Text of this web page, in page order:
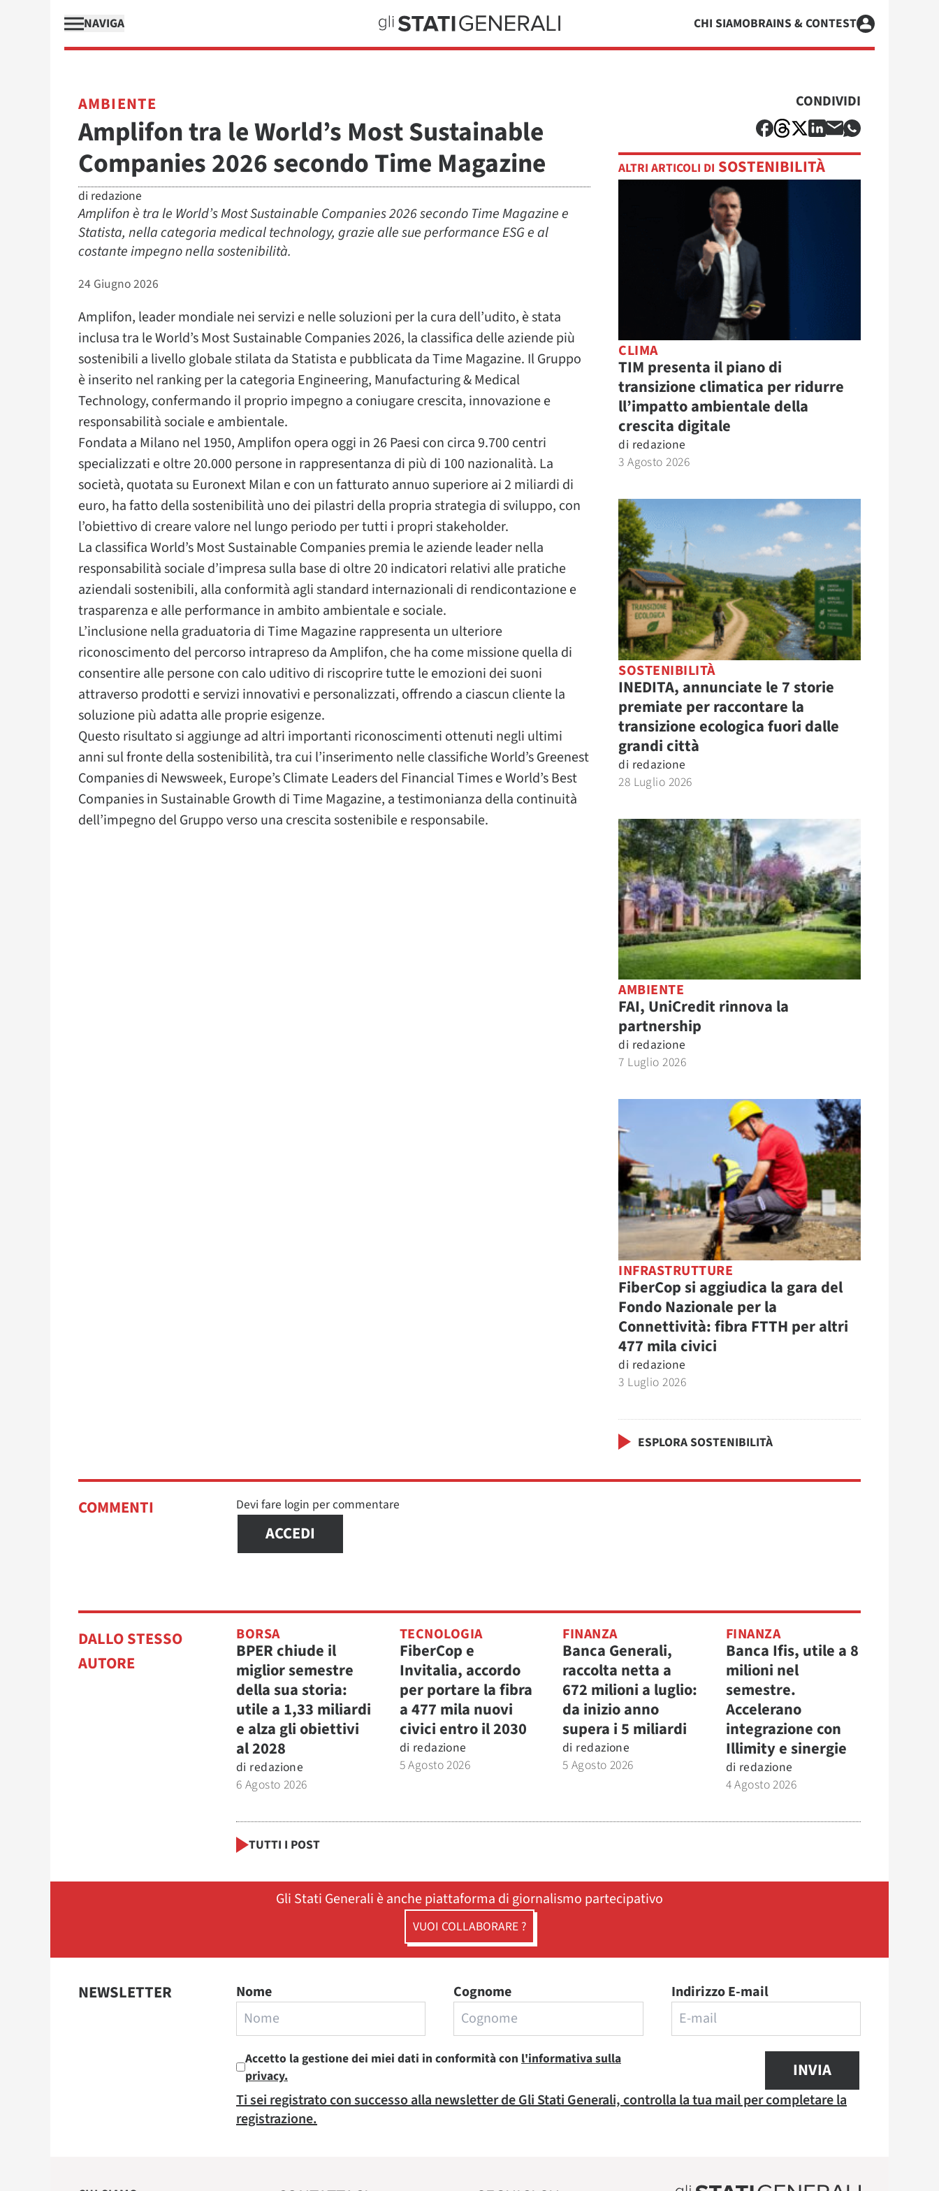
NAVIGA CHI SIAMOBRAINS & CONTEST
AMBIENTE
Amplifon tra le World’s Most Sustainable
Companies 2026 secondo Time Magazine
di redazione
Amplifon è tra le World’s Most Sustainable Companies 2026 secondo Time Magazine e
Statista, nella categoria medical technology, grazie alle sue performance ESG e al
costante impegno nella sostenibilità.
24 Giugno 2026
Amplifon, leader mondiale nei servizi e nelle soluzioni per la cura dell’udito, è stata
inclusa tra le World’s Most Sustainable Companies 2026, la classifica delle aziende più
sostenibili a livello globale stilata da Statista e pubblicata da Time Magazine. Il Gruppo
è inserito nel ranking per la categoria Engineering, Manufacturing & Medical
Technology, confermando il proprio impegno a coniugare crescita, innovazione e
responsabilità sociale e ambientale.
Fondata a Milano nel 1950, Amplifon opera oggi in 26 Paesi con circa 9.700 centri
specializzati e oltre 20.000 persone in rappresentanza di più di 100 nazionalità. La
società, quotata su Euronext Milan e con un fatturato annuo superiore ai 2 miliardi di
euro, ha fatto della sostenibilità uno dei pilastri della propria strategia di sviluppo, con
l’obiettivo di creare valore nel lungo periodo per tutti i propri stakeholder.
La classifica World’s Most Sustainable Companies premia le aziende leader nella
responsabilità sociale d’impresa sulla base di oltre 20 indicatori relativi alle pratiche
aziendali sostenibili, alla conformità agli standard internazionali di rendicontazione e
trasparenza e alle performance in ambito ambientale e sociale.
L’inclusione nella graduatoria di Time Magazine rappresenta un ulteriore
riconoscimento del percorso intrapreso da Amplifon, che ha come missione quella di
consentire alle persone con calo uditivo di riscoprire tutte le emozioni dei suoni
attraverso prodotti e servizi innovativi e personalizzati, offrendo a ciascun cliente la
soluzione più adatta alle proprie esigenze.
Questo risultato si aggiunge ad altri importanti riconoscimenti ottenuti negli ultimi
anni sul fronte della sostenibilità, tra cui l’inserimento nelle classifiche World’s Greenest
Companies di Newsweek, Europe’s Climate Leaders del Financial Times e World’s Best
Companies in Sustainable Growth di Time Magazine, a testimonianza della continuità
dell’impegno del Gruppo verso una crescita sostenibile e responsabile.
CONDIVIDI
ALTRI ARTICOLI DI SOSTENIBILITÀ
CLIMA
TIM presenta il piano di
transizione climatica per ridurre
ll’impatto ambientale della
crescita digitale
di redazione
3 Agosto 2026
SOSTENIBILITÀ
INEDITA, annunciate le 7 storie
premiate per raccontare la
transizione ecologica fuori dalle
grandi città
di redazione
28 Luglio 2026
AMBIENTE
FAI, UniCredit rinnova la
partnership
di redazione
7 Luglio 2026
INFRASTRUTTURE
FiberCop si aggiudica la gara del
Fondo Nazionale per la
Connettività: fibra FTTH per altri
477 mila civici
di redazione
3 Luglio 2026
ESPLORA SOSTENIBILITÀ
COMMENTI Devi fare login per commentare
ACCEDI
DALLO STESSO
AUTORE
BORSA
BPER chiude il
miglior semestre
della sua storia:
utile a 1,33 miliardi
e alza gli obiettivi
al 2028
di redazione
6 Agosto 2026
TECNOLOGIA
FiberCop e
Invitalia, accordo
per portare la fibra
a 477 mila nuovi
civici entro il 2030
di redazione
5 Agosto 2026
FINANZA
Banca Generali,
raccolta netta a
672 milioni a luglio:
da inizio anno
supera i 5 miliardi
di redazione
5 Agosto 2026
FINANZA
Banca Ifis, utile a 8
milioni nel
semestre.
Accelerano
integrazione con
Illimity e sinergie
di redazione
4 Agosto 2026
TUTTI I POST
Gli Stati Generali è anche piattaforma di giornalismo partecipativo
VUOI COLLABORARE ?
NEWSLETTER Nome Cognome Indirizzo E-mail
Accetto la gestione dei miei dati in conformità con l'informativa sulla
privacy.
INVIA
Ti sei registrato con successo alla newsletter de Gli Stati Generali, controlla la tua mail per completare la
registrazione.